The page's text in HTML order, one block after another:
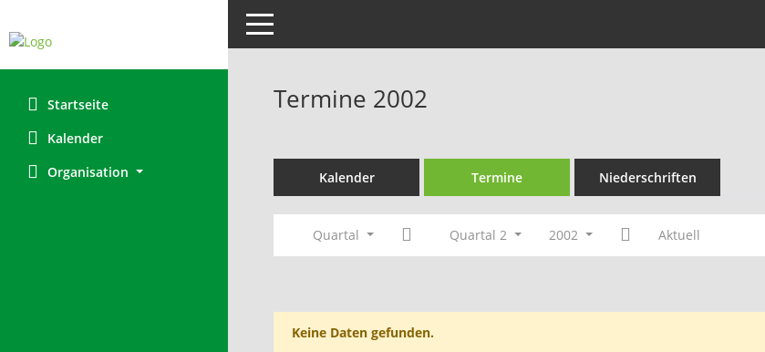
Startseite
Kalender
Organisation
Toggle navigation
Termine 2002
Kalender Termine Niederschriften
Quartal Quartal 2 2002 Aktuell
Keine Daten gefunden.